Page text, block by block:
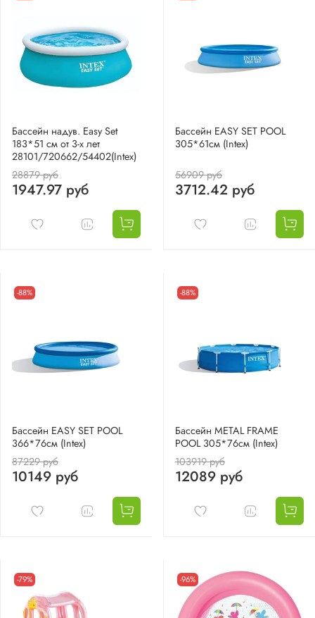
Бассейн надув. Easy Set
183*51 см от 3-х лет
28101/720662/54402(Intex)
28879 руб
1947.97 руб
Бассейн EASY SET POOL
305*61см (Intex)
56909 руб
3712.42 руб
-88%
Бассейн EASY SET POOL
366*76см (Intex)
87229 руб
10149 руб
-88%
Бассейн METAL FRAME
POOL 305*76см (Intex)
103919 руб
12089 руб
-79% -96%